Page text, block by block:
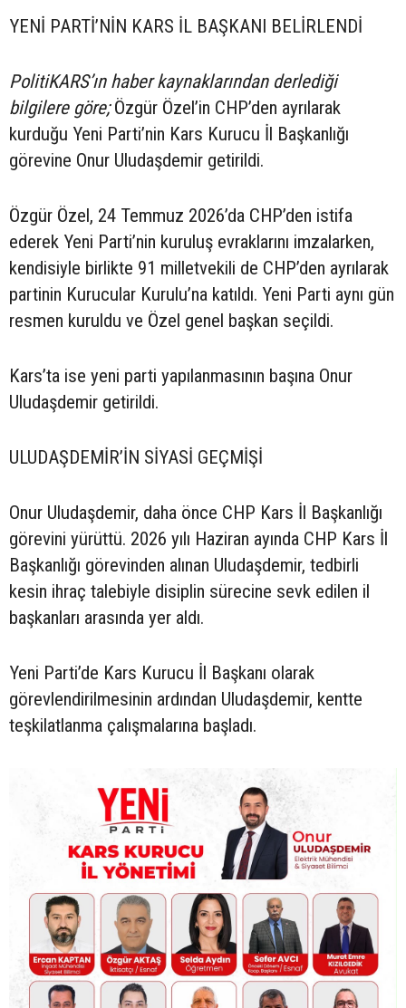
YENİ PARTİ’NİN KARS İL BAŞKANI BELİRLENDİ
PolitiKARS’ın haber kaynaklarından derlediği
bilgilere göre;Özgür Özel’in CHP’den ayrılarak
kurduğu Yeni Parti’nin Kars Kurucu İl Başkanlığı
görevine Onur Uludaşdemir getirildi.
Özgür Özel, 24 Temmuz 2026’da CHP’den istifa
ederek Yeni Parti’nin kuruluş evraklarını imzalarken,
kendisiyle birlikte 91 milletvekili de CHP’den ayrılarak
partinin Kurucular Kurulu’na katıldı. Yeni Parti aynı gün
resmen kuruldu ve Özel genel başkan seçildi.
Kars’ta ise yeni parti yapılanmasının başına Onur
Uludaşdemir getirildi.
ULUDAŞDEMİR’İN SİYASİ GEÇMİŞİ
Onur Uludaşdemir, daha önce CHP Kars İl Başkanlığı
görevini yürüttü. 2026 yılı Haziran ayında CHP Kars İl
Başkanlığı görevinden alınan Uludaşdemir, tedbirli
kesin ihraç talebiyle disiplin sürecine sevk edilen il
başkanları arasında yer aldı.
Yeni Parti’de Kars Kurucu İl Başkanı olarak
görevlendirilmesinin ardından Uludaşdemir, kentte
teşkilatlanma çalışmalarına başladı.